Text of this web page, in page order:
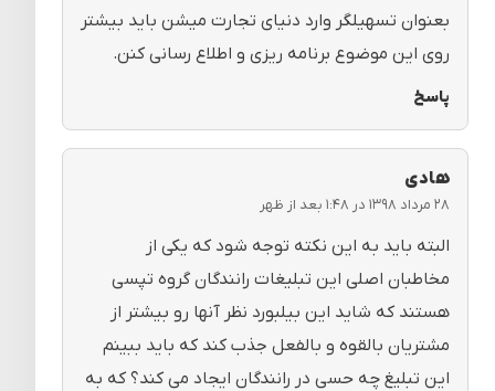
بعنوان تسهیلگر وارد دنیای تجارت میشن باید بیشتر
روی این موضوع برنامه ریزی و اطلاع رسانی کنن.
پاسخ
هادی
۲۸ مرداد ۱۳۹۸ در ۱:۴۸ بعد از ظهر
البته باید به این نکته توجه شود که یکی از
مخاطبان اصلی این تبلیغات رانندگان گروه تپسی
هستند که شاید این بیلبورد نظر آنها رو بیشتر از
مشتریان بالقوه و بالفعل جذب کند که باید ببینم
این تبلیغ چه حسی در رانندگان ایجاد می کند؟ که به